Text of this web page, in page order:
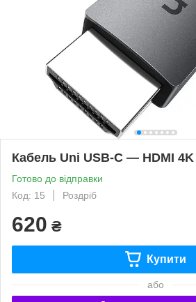
Кабель Uni USB-C — HDMI 4K
Готово до відправки
Код: 15
Роздріб
620 ₴
Купити
або